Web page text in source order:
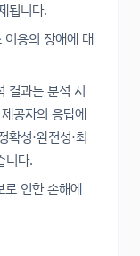
됩니다.
이용의 장애에 대
결과는 분석 시
공자의 응답에
확성·완전성·최
니다.
로 인한 손해에